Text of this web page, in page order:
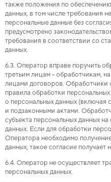
также положения по
данных, в том числе требования
персональные данные без
предусмотрено
требования в соответствии со
данных.
6.3. Оператор вправе поручить
третьим лицам – обработчикам,
лицами договоров. Обработчики
правила обработки
о персональных данных (включая
и подзаконными актами.
субъекта персональных данных
данных. Если для обработки
Оператора необходимо
данных, такое согласие
6.4. Оператор не осуществляет
персональных данных.